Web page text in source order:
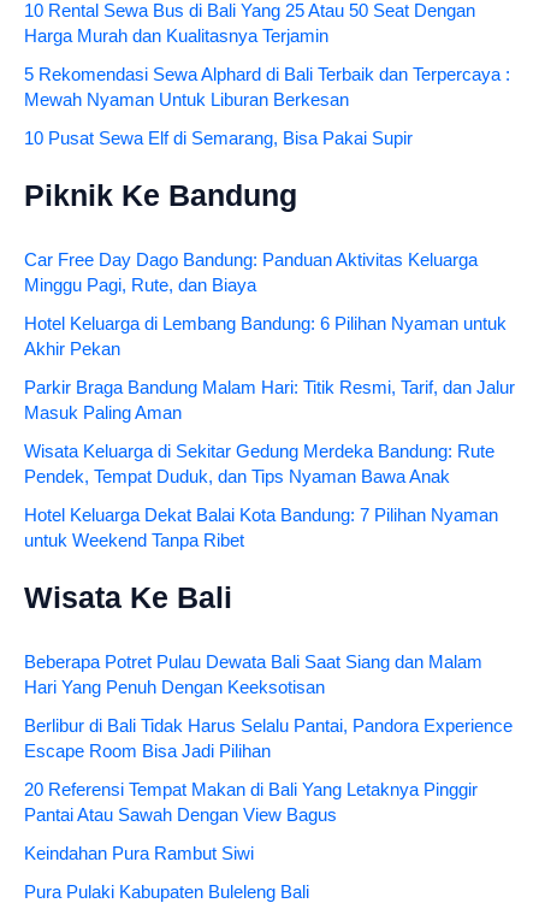
10 Rental Sewa Bus di Bali Yang 25 Atau 50 Seat Dengan
Harga Murah dan Kualitasnya Terjamin
5 Rekomendasi Sewa Alphard di Bali Terbaik dan Terpercaya :
Mewah Nyaman Untuk Liburan Berkesan
10 Pusat Sewa Elf di Semarang, Bisa Pakai Supir
Piknik Ke Bandung
Car Free Day Dago Bandung: Panduan Aktivitas Keluarga
Minggu Pagi, Rute, dan Biaya
Hotel Keluarga di Lembang Bandung: 6 Pilihan Nyaman untuk
Akhir Pekan
Parkir Braga Bandung Malam Hari: Titik Resmi, Tarif, dan Jalur
Masuk Paling Aman
Wisata Keluarga di Sekitar Gedung Merdeka Bandung: Rute
Pendek, Tempat Duduk, dan Tips Nyaman Bawa Anak
Hotel Keluarga Dekat Balai Kota Bandung: 7 Pilihan Nyaman
untuk Weekend Tanpa Ribet
Wisata Ke Bali
Beberapa Potret Pulau Dewata Bali Saat Siang dan Malam
Hari Yang Penuh Dengan Keeksotisan
Berlibur di Bali Tidak Harus Selalu Pantai, Pandora Experience
Escape Room Bisa Jadi Pilihan
20 Referensi Tempat Makan di Bali Yang Letaknya Pinggir
Pantai Atau Sawah Dengan View Bagus
Keindahan Pura Rambut Siwi
Pura Pulaki Kabupaten Buleleng Bali